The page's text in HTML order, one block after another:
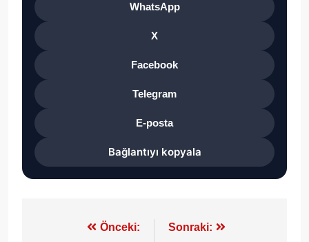
WhatsApp
X
Facebook
Telegram
E-posta
Bağlantıyı kopyala
Önceki: Sonraki: